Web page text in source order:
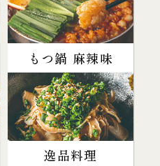
もつ鍋 麻辣味
逸品料理